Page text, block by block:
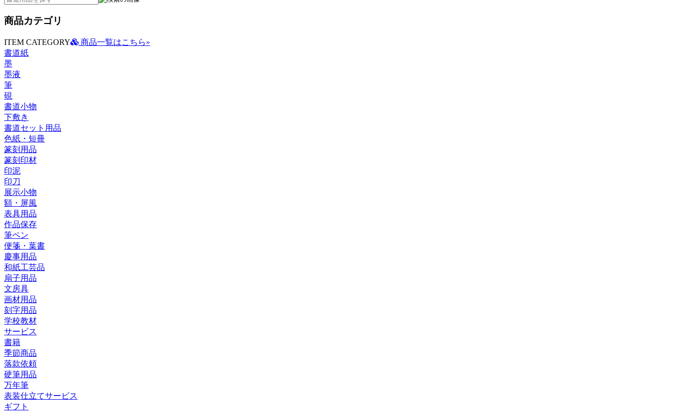
商品カテゴリ
ITEM CATEGORY
商品一覧はこちら»
書道紙
墨
墨液
筆
硯
書道小物
下敷き
書道セット用品
色紙・短冊
篆刻用品
篆刻印材
印泥
印刀
展示小物
額・屏風
表具用品
作品保存
筆ペン
便箋・葉書
慶事用品
和紙工芸品
扇子用品
文房具
画材用品
刻字用品
学校教材
サービス
書籍
季節商品
落款依頼
硬筆用品
万年筆
表装仕立てサービス
ギフト